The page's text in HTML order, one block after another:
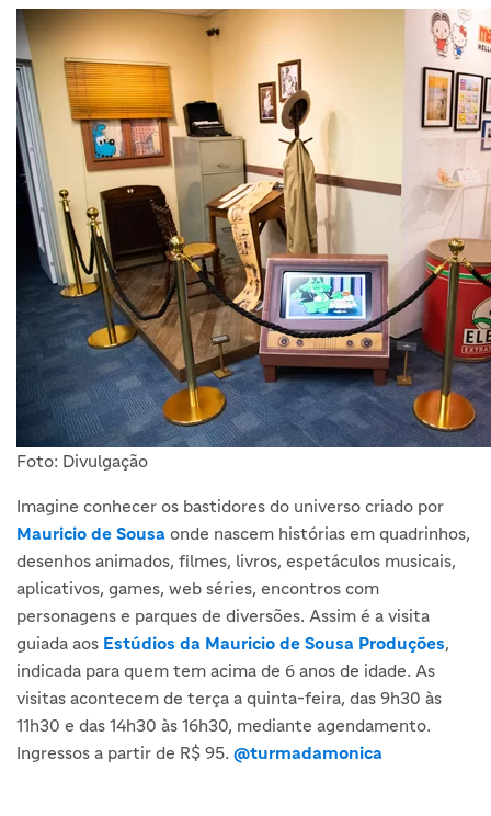
Foto: Divulgação
Imagine conhecer os bastidores do universo criado por
Mauricio de Sousa onde nascem histórias em quadrinhos,
desenhos animados, filmes, livros, espetáculos musicais,
aplicativos, games, web séries, encontros com
personagens e parques de diversões. Assim é a visita
guiada aos Estúdios da Mauricio de Sousa Produções,
indicada para quem tem acima de 6 anos de idade. As
visitas acontecem de terça a quinta-feira, das 9h30 às
11h30 e das 14h30 às 16h30, mediante agendamento.
Ingressos a partir de R$ 95. @turmadamonica